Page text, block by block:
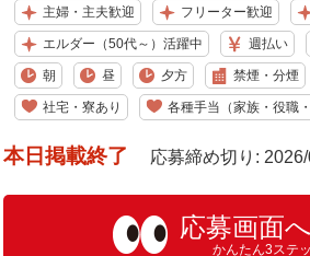
主婦・主夫歓迎 フリーター歓迎
エルダー（50代～）活躍中 週払い
朝 昼 夕方 禁煙・分煙
社宅・寮あり 各種手当（家族・役職
本日掲載終了 応募締め切り: 2026/
応募画面
かんたん3ステ